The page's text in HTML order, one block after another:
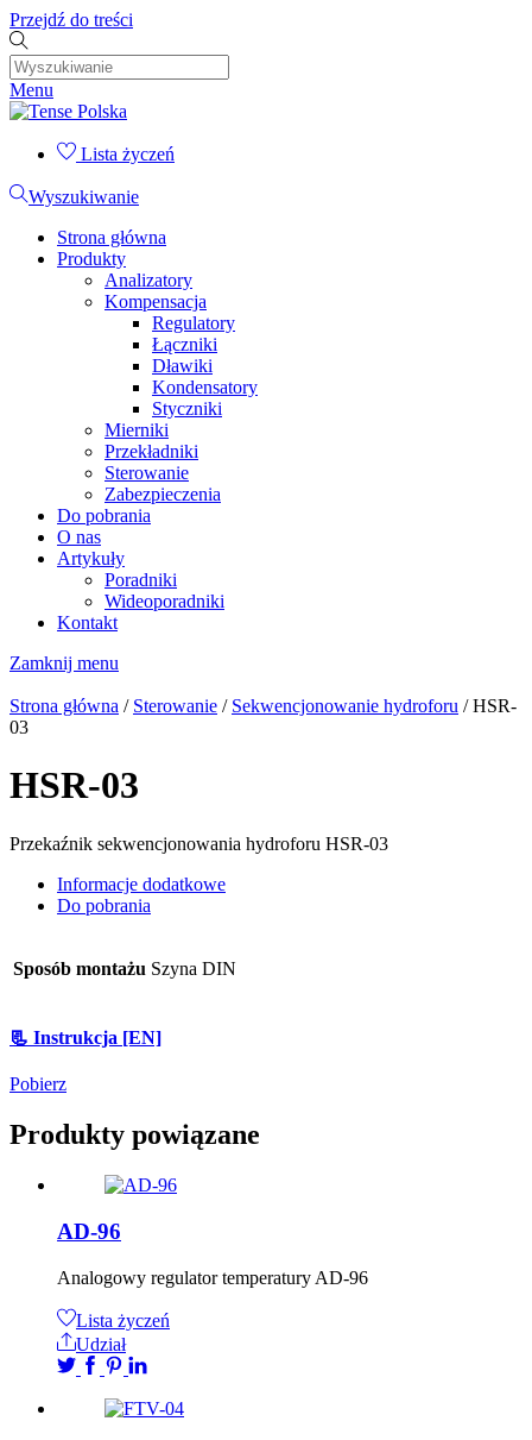
Przejdź do treści
Menu
Lista życzeń
Wyszukiwanie
Strona główna
Produkty
Analizatory
Kompensacja
Regulatory
Łączniki
Dławiki
Kondensatory
Styczniki
Mierniki
Przekładniki
Sterowanie
Zabezpieczenia
Do pobrania
O nas
Artykuły
Poradniki
Wideoporadniki
Kontakt
Zamknij menu
Strona główna / Sterowanie / Sekwencjonowanie hydroforu / HSR-
03
HSR-03
Przekaźnik sekwencjonowania hydroforu HSR-03
Informacje dodatkowe
Do pobrania
Sposób montażu Szyna DIN
📃 Instrukcja [EN]
Pobierz
Produkty powiązane
AD-96
Analogowy regulator temperatury AD-96
Lista życzeń
Udział